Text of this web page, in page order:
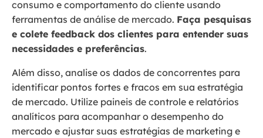
consumo e comportamento do cliente usando
ferramentas de análise de mercado. Faça pesquisas
e colete feedback dos clientes para entender suas
necessidades e preferências.
Além disso, analise os dados de concorrentes para
identificar pontos fortes e fracos em sua estratégia
de mercado. Utilize paineis de controle e relatórios
analíticos para acompanhar o desempenho do
mercado e ajustar suas estratégias de marketing e